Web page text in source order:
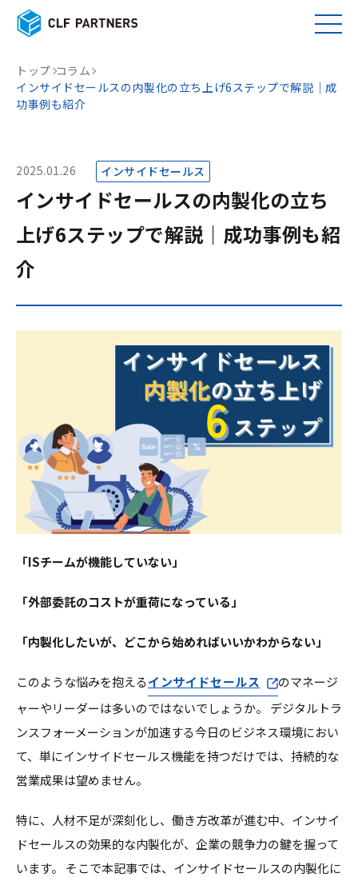
トップ コラム
インサイドセールスの内製化の立ち上げ6ステップで解説｜成
功事例も紹介
2025.01.26 インサイドセールス
インサイドセールスの内製化の立ち
上げ6ステップで解説｜成功事例も紹
介
「ISチームが機能していない」
「外部委託のコストが重荷になっている」
「内製化したいが、どこから始めればいいかわからない」
このような悩みを抱えるインサイドセールス
のマネージ
ャーやリーダーは多いのではないでしょうか。 デジタルトラ
ンスフォーメーションが加速する今日のビジネス環境におい
て、単にインサイドセールス機能を持つだけでは、持続的な
営業成果は望めません。
特に、人材不足が深刻化し、働き方改革が進む中、インサイ
ドセールスの効果的な内製化が、企業の競争力の鍵を握って
います。 そこで本記事では、インサイドセールスの内製化に